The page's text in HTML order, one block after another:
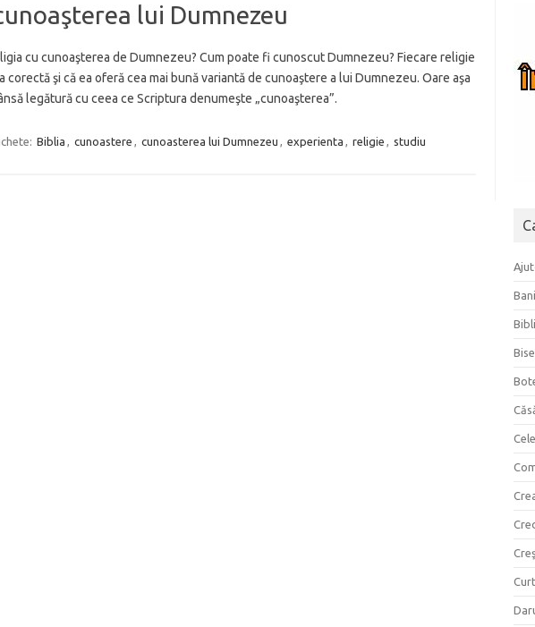
lui Dumnezeu
cu cunoaşterea de Dumnezeu? Cum poate fi cunoscut Dumnezeu? Fiecare religie
corectă şi că ea oferă cea mai bună variantă de cunoaştere a lui Dumnezeu. Oare aşa
legătură cu ceea ce Scriptura denumeşte „cunoaşterea”.
Biblia , cunoastere , cunoasterea lui Dumnezeu , experienta , religie , studiu